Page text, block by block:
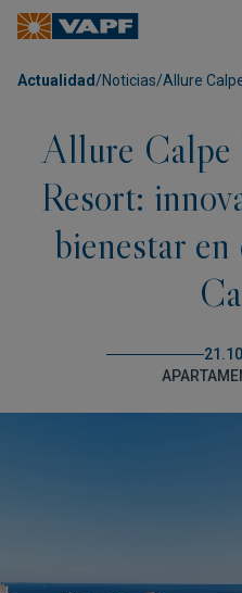
Actualidad /Noticias/Allure
Allure Calpe
Resort:
bienestar